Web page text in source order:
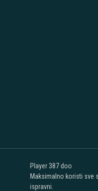
Player 387 doo
Maksimalno koristi sve
ispravni.